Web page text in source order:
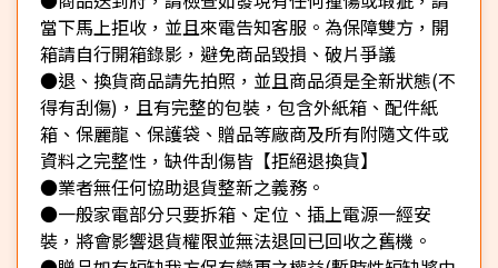
當下馬上拒收，並且來電告知客服。為保障雙方，開
箱請自行開箱錄影，避免商品毀損、破片爭議
●退、換貨商品請先拍照，並且商品須是全新狀態(不
得有刮傷)，且有完整的包裝，包含外紙箱、配件紙
箱、保麗龍、保護袋、贈品等廠商及所有附隨文件或
資料之完整性，缺件刮傷皆【拒絕退換貨】
●業者無任何協助退貨整新之義務。
●一般家電部分只要拆箱、定位、插上電源一經安
裝，將會影響退貨權限並無法退回已回收之舊機。